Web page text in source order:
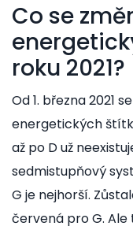
Co se
roku 2021?
Od 1. března 2021
energetických
až po D už
sedmistupňový
G je nejhorší.
červená pro G. Ale